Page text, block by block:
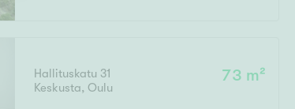
Hallituskatu 31
Keskusta, Oulu
73 m²